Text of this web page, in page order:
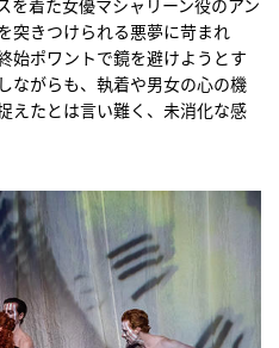
を着た女優マシャリーン役のアン
突きつけられる悪夢に苛まれ
始ポワントで鏡を避けようとす
ながらも、執着や男女の心の機
えたとは言い難く、未消化な感